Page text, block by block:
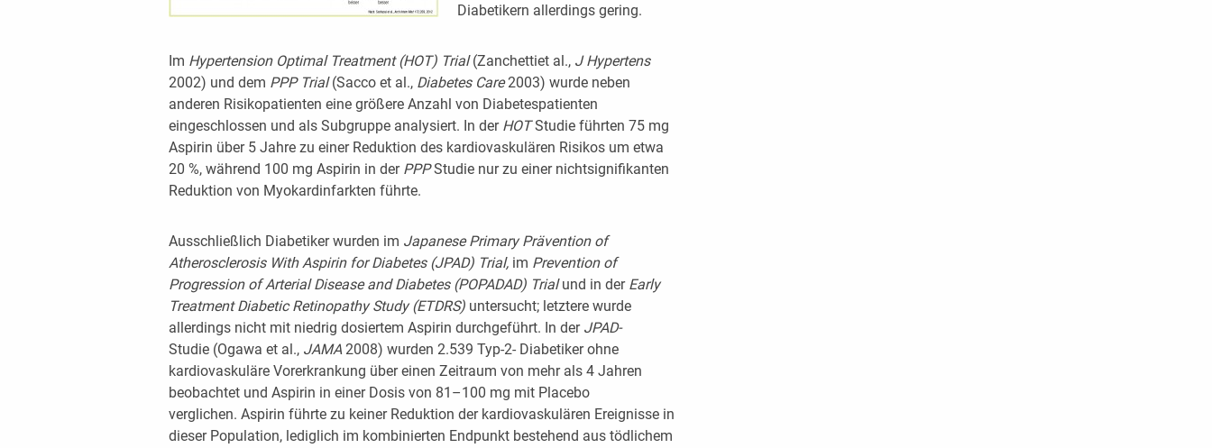
Diabetikern allerdings gering.
Im Hypertension Optimal Treatment (HOT) Trial(Zanchettiet al., J Hypertens
2002) und dem PPP Trial(Sacco et al., Diabetes Care2003) wurde neben
anderen Risikopatienten eine größere Anzahl von Diabetespatienten
eingeschlossen und als Subgruppe analysiert. In der HOTStudie führten 75 mg
Aspirin über 5 Jahre zu einer Reduktion des kardiovaskulären Risikos um etwa
20 %, während 100 mg Aspirin in der PPPStudie nur zu einer nichtsignifikanten
Reduktion von Myokardinfarkten führte.
Ausschließlich Diabetiker wurden im Japanese Primary Prävention of
Atherosclerosis With Aspirin for Diabetes (JPAD) Trial, im Prevention of
Progression of Arterial Disease andDiabetes (POPADAD) Trialund in der Early
Treatment Diabetic Retinopathy Study (ETDRS) untersucht; letztere wurde
allerdings nicht mit niedrig dosiertem Aspirin durchgeführt. In der JPAD-
Studie (Ogawa et al., JAMA 2008) wurden 2.539 Typ-2- Diabetiker ohne
kardiovaskuläre Vorerkrankung über einen Zeitraum von mehr als 4 Jahren
beobachtet und Aspirin in einer Dosis von 81–100 mg mit Placebo
verglichen. Aspirin führte zu keiner Reduktion der kardiovaskulären Ereignisse in
dieser Population, lediglich im kombinierten Endpunkt bestehend aus tödlichem